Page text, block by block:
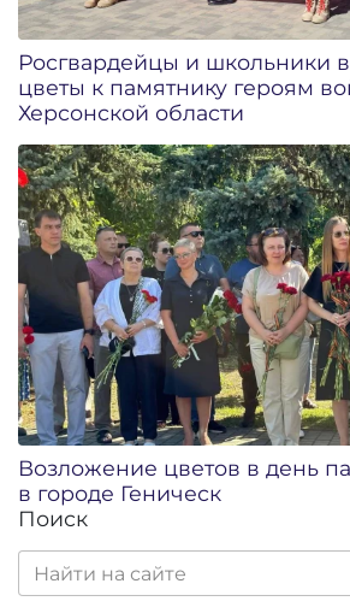
Росгвардейцы и школьники
цветы к памятнику героям
Херсонской области
Возложение цветов в день
в городе Геническ
Поиск